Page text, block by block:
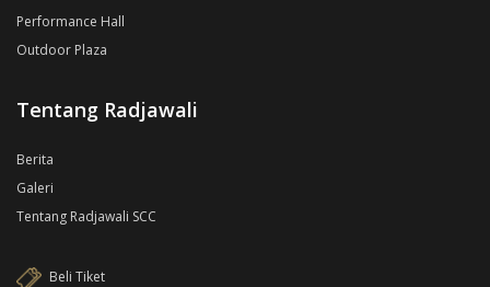
Performance Hall
Outdoor Plaza
Tentang Radjawali
Berita
Galeri
Tentang Radjawali SCC
Beli Tiket